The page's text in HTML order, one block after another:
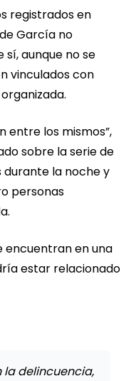
registrados en
García no
aunque no se
vinculados con
entre los mismos”,
sobre la serie de
durante la noche y
personas
encuentran en una
estar relacionado
la delincuencia,